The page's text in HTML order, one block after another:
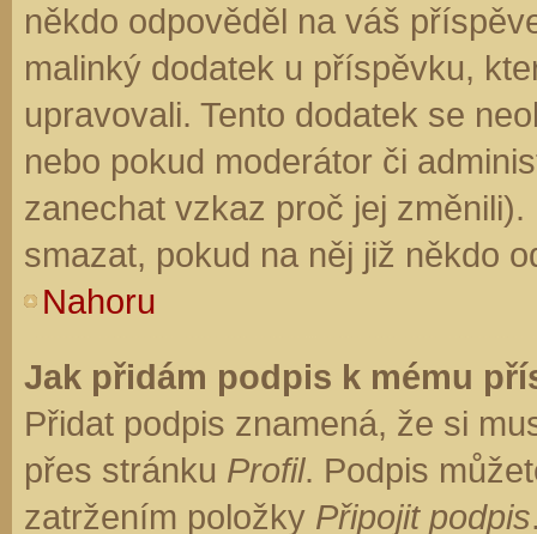
někdo odpověděl na váš
malinký dodatek u příspěvku,
upravovali. Tento dodatek se
nebo pokud moderátor či
zanechat vzkaz proč jej
smazat, pokud na něj již někdo
Nahoru
Jak přidám podpis k mému
Přidat podpis znamená, že si
přes stránku Profil. Podpis
zatržením položky Připojit podpis